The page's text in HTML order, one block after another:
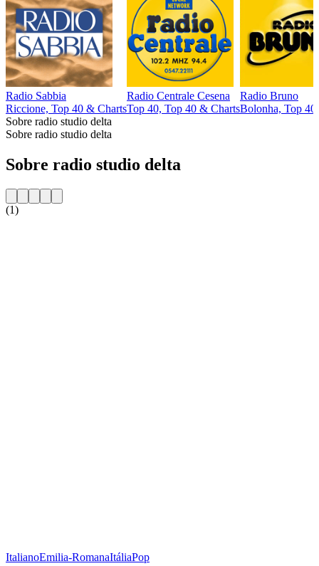
Radio Sabbia
Riccione, Top 40 & Charts
Radio Centrale Cesena
Top 40, Top 40 & Charts
Radio Bruno
Bolonha, Top
Sobre radio studio delta
Sobre radio studio delta
Sobre radio studio delta
(1)
ItalianoEmilia-RomanaItáliaPop